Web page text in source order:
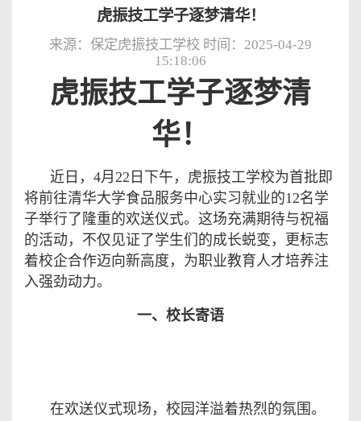
虎振技工学子逐梦清华！
来源：保定虎振技工学校 时间：2025-04-29
15:18:06
虎振技工学子逐梦清
华！
近日， 4月22日下午，虎振技工学校为首批即
将前往清华大学食品服务中心实习就业的12名学
子举行了隆重的欢送仪式。这场充满期待与祝福
的活动，不仅见证了学生们的成长蜕变，更标志
着校企合作迈向新高度，为职业教育人才培养注
入强劲动力。
一、校长寄语
在欢送仪式现场，校园洋溢着热烈的氛围。